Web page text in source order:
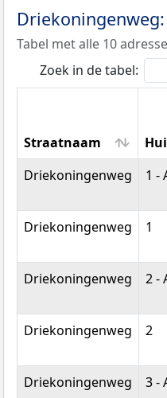
Tabel met alle 10
Zoek in de tabel:
Straatnaam
Straatnaam
Driekoningenweg 1 -
Driekoningenweg 1
Driekoningenweg 2 -
Driekoningenweg 2
Driekoningenweg 3 -